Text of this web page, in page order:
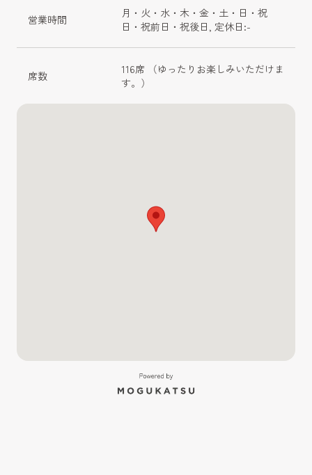
営業時間
月・火・水・木・金・土・日・祝
日・祝前日・祝後日, 定休日:-
席数
116席 （ゆったりお楽しみいただけま
す。）